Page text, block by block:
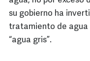
su gobierno ha
tratamiento de agua
“agua gris”.